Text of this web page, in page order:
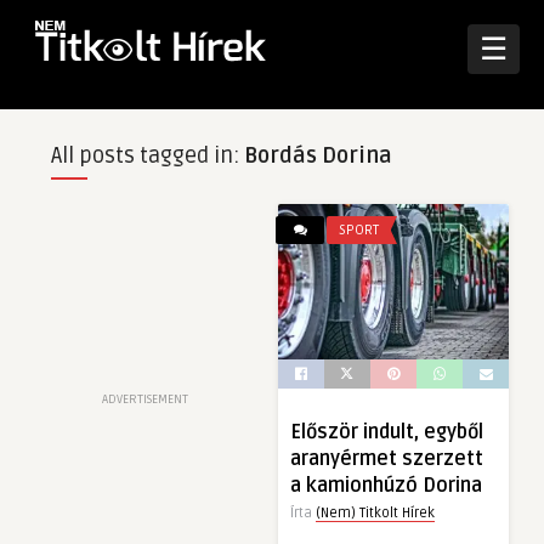
☰
All posts tagged in: Bordás Dorina
ADVERTISEMENT
SPORT
Először indult, egyből
aranyérmet szerzett
a kamionhúzó Dorina
Írta (Nem) Titkolt Hírek